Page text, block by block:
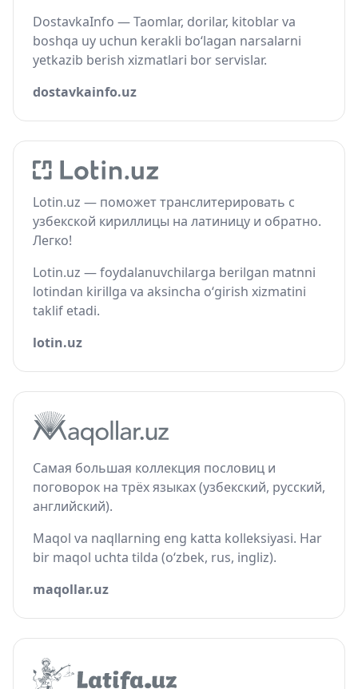
DostavkaInfo — Taomlar, dorilar, kitoblar va
boshqa uy uchun kerakli bo‘lagan narsalarni
yetkazib berish xizmatlari bor servislar.
dostavkainfo.uz
Lotin.uz — поможет транслитерировать с
узбекской кириллицы на латиницу и обратно.
Легко!
Lotin.uz — foydalanuvchilarga berilgan matnni
lotindan kirillga va aksincha o‘girish xizmatini
taklif etadi.
lotin.uz
Самая большая коллекция пословиц и
поговорок на трёх языках (узбекский, русский,
английский).
Maqol va naqllarning eng katta kolleksiyasi. Har
bir maqol uchta tilda (o‘zbek, rus, ingliz).
maqollar.uz